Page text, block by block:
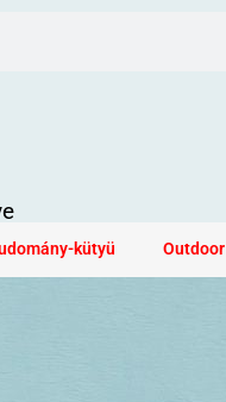
kütyü Outdoor